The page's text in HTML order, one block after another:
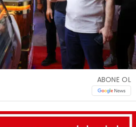
ABONE OL